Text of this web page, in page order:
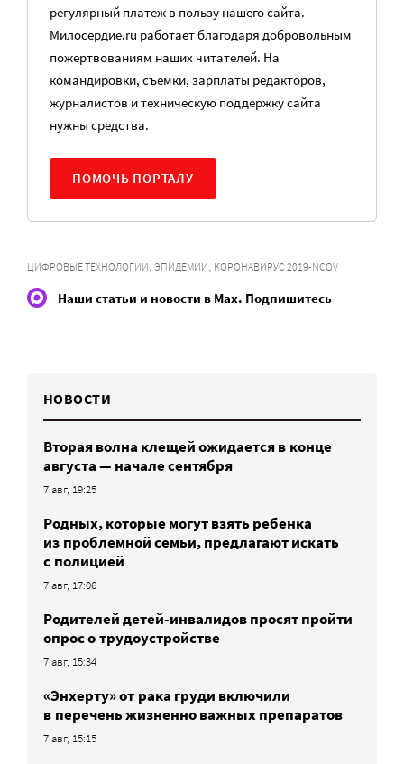
регулярный платеж в пользу нашего сайта.
Милосердие.ru работает благодаря добровольным
пожертвованиям наших читателей. На
командировки, съемки, зарплаты редакторов,
журналистов и техническую поддержку сайта
нужны средства.
ПОМОЧЬ ПОРТАЛУ
ЦИФРОВЫЕ ТЕХНОЛОГИИ, ЭПИДЕМИИ, КОРОНАВИРУС 2019-NCOV
Наши статьи и новости в Max. Подпишитесь
НОВОСТИ
Вторая волна клещей ожидается в конце
августа — начале сентября
7 авг, 19:25
Родных, которые могут взять ребенка
из проблемной семьи, предлагают искать
с полицией
7 авг, 17:06
Родителей детей-инвалидов просят пройти
опрос о трудоустройстве
7 авг, 15:34
«Энхерту» от рака груди включили
в перечень жизненно важных препаратов
7 авг, 15:15